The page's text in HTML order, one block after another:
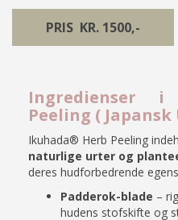
PRIS KR. 1500,-
Ingredienser
Peeling (
Ikuhada® Herb Peeling
naturlige urter og
deres hudforbedrende
Padderok-blade –
hudens stofskifte og